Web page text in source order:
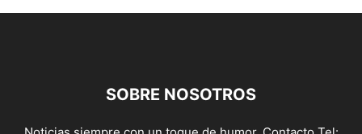
SOBRE NOSOTROS